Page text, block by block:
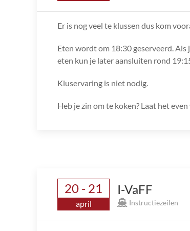
Er is nog veel te klussen dus kom
Eten wordt om 18:30 geserveerd. Als
eten kun je later aansluiten rond
Kluservaring is niet nodig.
Heb je zin om te koken? Laat het
20 - 21
april
I-VaFF
Instructiezeilen